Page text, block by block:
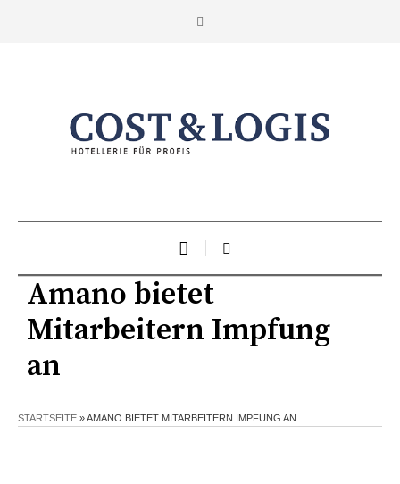
Amano bietet
Mitarbeitern Impfung
an
STARTSEITE »AMANO BIETET MITARBEITERN IMPFUNG AN